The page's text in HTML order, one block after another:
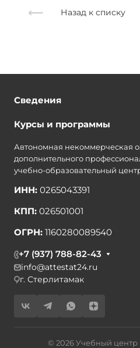
Назад к списку
Сведения
Курсы и программы
Автономная некоммерческая
дополнительного
учебно-образовательный
ИНН: 0265043391
КПП: 026501001
ОГРН: 1160280089540
+7 (937) 788-82-43
info@attestat24.ru
г. Стерлитамак
© 2026 Учебный центр